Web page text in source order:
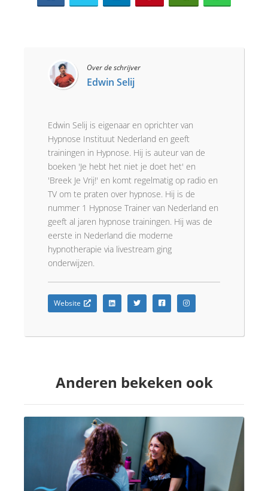
Over de schrijver
Edwin Selij
Edwin Selij is eigenaar en oprichter van
Hypnose Instituut Nederland en geeft
trainingen in Hypnose. Hij is auteur van de
boeken 'Je hebt het niet je doet het' en
'Breek Je Vrij!' en komt regelmatig op radio en
TV om te praten over hypnose. Hij is de
nummer 1 Hypnose Trainer van Nederland en
geeft al jaren hypnose trainingen. Hij was de
eerste in Nederland die moderne
hypnotherapie via livestream ging
onderwijzen.
Website
Anderen bekeken ook